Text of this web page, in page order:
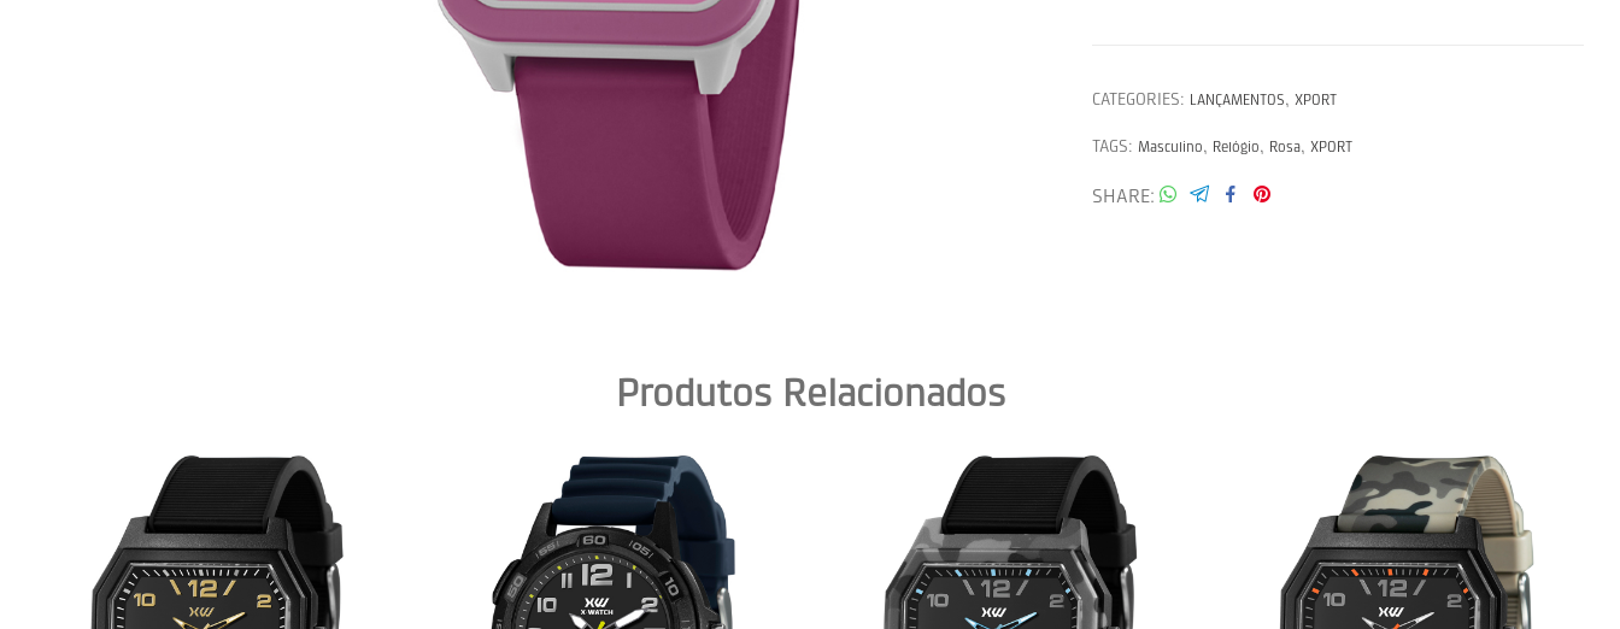
CATEGORIES: LANÇAMENTOS, XPORT
TAGS: Masculino, Relógio, Rosa, XPORT
SHARE
Produtos Relacionados